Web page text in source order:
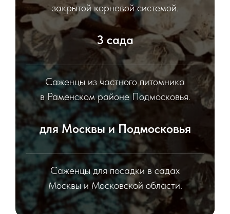
закрытой корневой системой.
3 сада
Саженцы из частного питомника
в Раменском районе Подмосковья.
для Москвы и Подмосковья
Саженцы для посадки в садах
Москвы и Московской области.